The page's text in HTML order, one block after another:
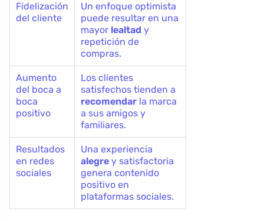
Fidelización
del cliente
Un enfoque optimista
puede resultar en una
mayor lealtad y
repetición de
compras.
Aumento
del boca a
boca
positivo
Los clientes
satisfechos tienden a
recomendar la marca
a sus amigos y
familiares.
Resultados
en redes
sociales
Una experiencia
alegre y satisfactoria
genera contenido
positivo en
plataformas sociales.